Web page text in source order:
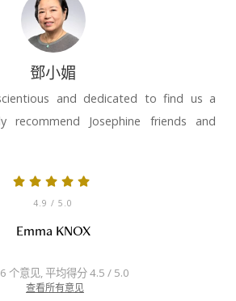
鄧小媚
and dedicated to find us a
recommend Josephine friends and
4.9 / 5.0
Emma KNOX
个意见, 平均得分 4.5 / 5.0
查看所有意见